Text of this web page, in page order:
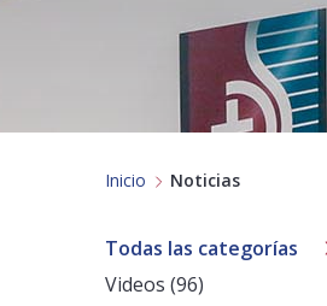
Inicio Noticias
Todas las categorías
Videos (96)